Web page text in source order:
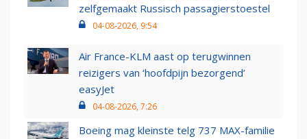
zelfgemaakt Russisch passagierstoestel
04-08-2026, 9:54
Air France-KLM aast op terugwinnen
reizigers van ‘hoofdpijn bezorgend’
easyJet
04-08-2026, 7:26
Boeing mag kleinste telg 737 MAX-familie